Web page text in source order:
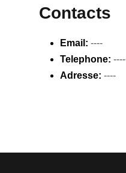
Contacts
Email: ----
Telephone: ----
Adresse: ----